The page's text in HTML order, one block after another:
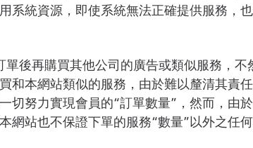
系統資源，即使系統無法正確提供服務，
後再購買其他公司的廣告或類似服務，
和本網站類似的服務，由於難以釐清其責
切努力實現會員的“訂單數量”，然而，由
站也不保證下單的服務“數量”以外之任何